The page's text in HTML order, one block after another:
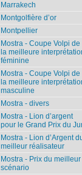
Marrakech
Montgolfière d’or
Montpellier
Mostra - Coupe Volpi de
la meilleure
féminine
Mostra - Coupe Volpi de
la meilleure
masculine
Mostra - divers
Mostra - Lion d’argent
pour le Grand Prix du
Mostra - Lion d’Argent
meilleur réalisateur
Mostra - Prix du meilleur
scénario